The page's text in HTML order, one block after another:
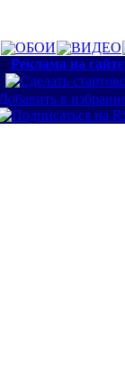
ОБОИ ВИДЕО
:: Реклама на сайте